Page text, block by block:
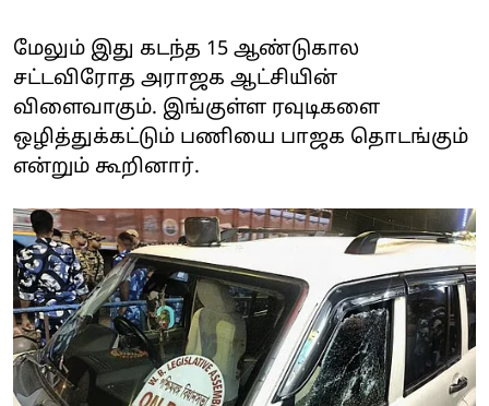
மேலும் இது கடந்த 15 ஆண்டுகால
சட்டவிரோத அராஜக ஆட்சியின்
விளைவாகும். இங்குள்ள ரவுடிகளை
ஒழித்துக்கட்டும் பணியை பாஜக தொடங்கும்
என்றும் கூறினார்.